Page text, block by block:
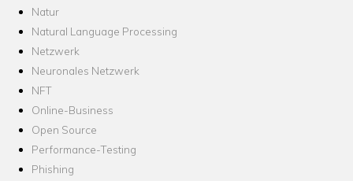
Natur
Natural Language Processing
Netzwerk
Neuronales Netzwerk
NFT
Online-Business
Open Source
Performance-Testing
Phishing